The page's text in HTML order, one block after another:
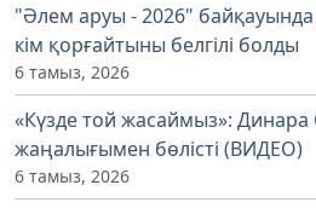
"Әлем аруы - 2026"
кім қорғайтыны белгілі болды
6 тамыз, 2026
«Күзде той жасаймыз»:
жаңалығымен бөлісті (ВИДЕО)
6 тамыз, 2026